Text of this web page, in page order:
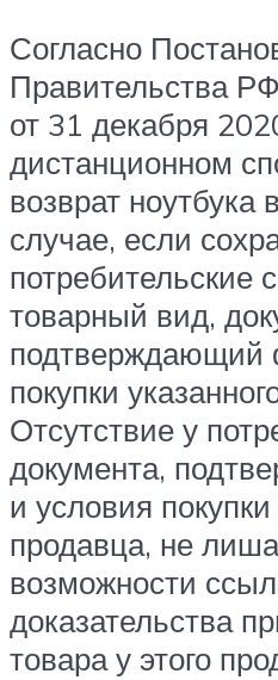
Согласно
Правительства РФ
от 31 декабря
дистанционном
возврат ноутбука
случае, если
потребительские
товарный вид,
подтверждающий
покупки
Отсутствие у
документа,
и условия
продавца, не
возможности
доказательства
товара у этого